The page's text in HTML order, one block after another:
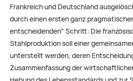
Frankreich und Deutschland
durch einen ersten ganz
entscheidenden" Schritt: Die
Stahlproduktion soll einer
unterstellt werden, deren
Zusammenfassung der